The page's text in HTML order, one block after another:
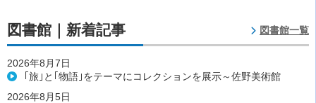
図書館｜新着記事 図書館一覧
2026年8月7日
｢旅｣と｢物語｣をテーマにコレクションを展示～佐野美術館
2026年8月5日